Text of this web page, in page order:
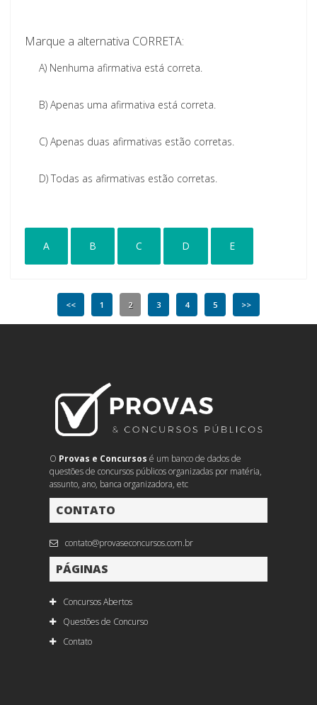
Marque a alternativa CORRETA:
A) Nenhuma afirmativa está correta.
B) Apenas uma afirmativa está correta.
C) Apenas duas afirmativas estão corretas.
D) Todas as afirmativas estão corretas.
A B C D E
<< 1 2 3 4 5 >>
O Provas e Concursos é um banco de dados de
questões de concursos públicos organizadas por matéria,
assunto, ano, banca organizadora, etc
CONTATO
contato@provaseconcursos.com.br
PÁGINAS
Concursos Abertos
Questões de Concurso
Contato